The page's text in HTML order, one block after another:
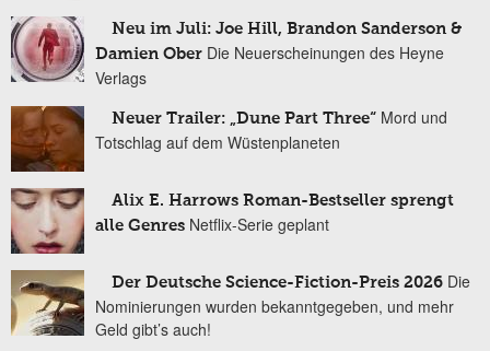
Neu im Juli: Joe Hill, Brandon Sanderson &
Damien Ober Die Neuerscheinungen des Heyne
Verlags
Neuer Trailer: „Dune Part Three“ Mord und
Totschlag auf dem Wüstenplaneten
Alix E. Harrows Roman-Bestseller sprengt
alle Genres Netflix-Serie geplant
Der Deutsche Science-Fiction-Preis 2026 Die
Nominierungen wurden bekanntgegeben, und mehr
Geld gibt’s auch!